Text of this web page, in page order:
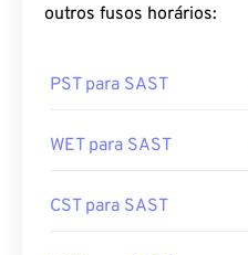
outros fusos horários:
PST para SAST
WET para SAST
CST para SAST